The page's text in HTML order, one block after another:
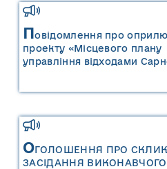
Повідомлення про
проекту «Місцевого плану
управління відходами
міської територіальної
управління відходами
міської територіальної
ОГОЛОШЕННЯ ПРО
ЗАСІДАННЯ ВИКОНАВЧОГО